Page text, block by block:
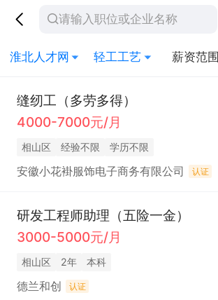
淮北人才网 轻工工艺 薪资范围
缝纫工（多劳多得）
4000-7000元/月
相山区 经验不限 学历不限
安徽小花褂服饰电子商务有限公司 认证
研发工程师助理（五险一金）
3000-5000元/月
相山区 2年 本科
德兰和创 认证